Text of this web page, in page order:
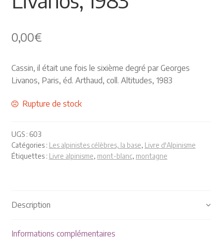
Les Pyrénées
VIEUX PAPIERS
Gravure
MANIFESTATIONS
Nos prochaines manifestations
0,00€
Cassin, il était une fois le sixième degré par Georges
Livanos, Paris, éd. Arthaud, coll. Altitudes, 1983
Rupture de stock
UGS : 603
Catégories : Les alpinistes célèbres, la base, Livre d'Alpinisme
Étiquettes : Livre alpinisme, mont-blanc, montagne
Description
Informations complémentaires